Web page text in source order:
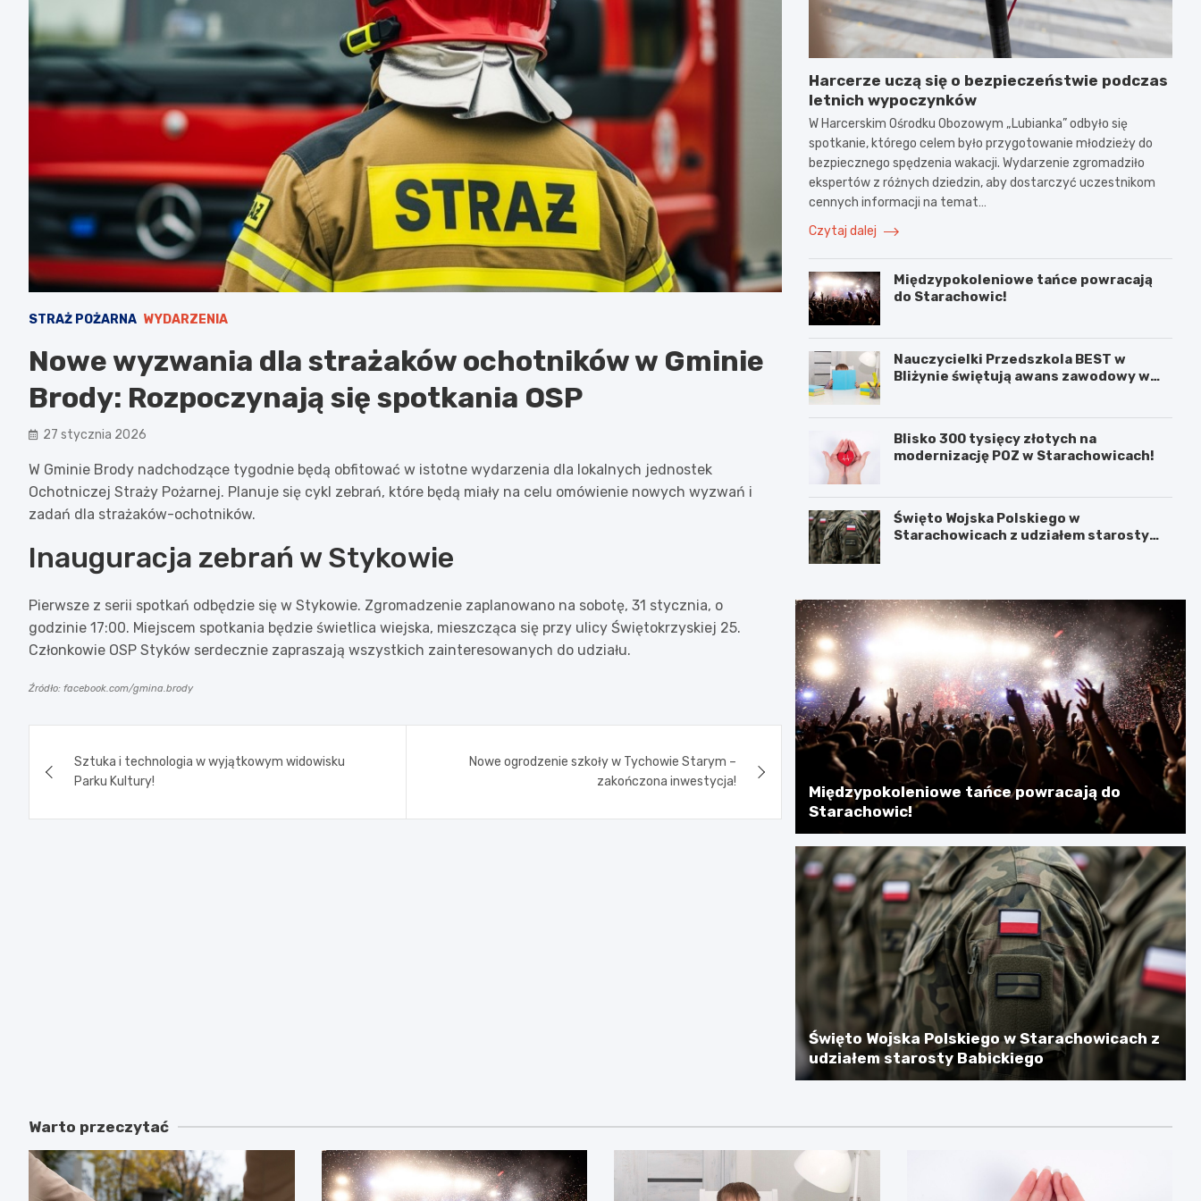
STRAŻ POŻARNA WYDARZENIA
Nowe wyzwania dla strażaków ochotników w Gminie
Brody: Rozpoczynają się spotkania OSP
27 stycznia 2026
W Gminie Brody nadchodzące tygodnie będą obfitować w istotne wydarzenia dla lokalnych jednostek
Ochotniczej Straży Pożarnej. Planuje się cykl zebrań, które będą miały na celu omówienie nowych wyzwań i
zadań dla strażaków-ochotników.
Inauguracja zebrań w Stykowie
Pierwsze z serii spotkań odbędzie się w Stykowie. Zgromadzenie zaplanowano na sobotę, 31 stycznia, o
godzinie 17:00. Miejscem spotkania będzie świetlica wiejska, mieszcząca się przy ulicy Świętokrzyskiej 25.
Członkowie OSP Styków serdecznie zapraszają wszystkich zainteresowanych do udziału.
Źródło: facebook.com/gmina.brody
wpisuSztuka i technologia w wyjątkowym widowisku
Parku Kultury!
Nowe ogrodzenie szkoły w Tychowie Starym –
zakończona inwestycja!
Harcerze uczą się o bezpieczeństwie podczas
letnich wypoczynków
W Harcerskim Ośrodku Obozowym „Lubianka” odbyło się
spotkanie, którego celem było przygotowanie młodzieży do
bezpiecznego spędzenia wakacji. Wydarzenie zgromadziło
ekspertów z różnych dziedzin, aby dostarczyć uczestnikom
cennych informacji na temat…
Czytaj dalej
Międzypokoleniowe tańce powracają
do Starachowic!
Nauczycielki Przedszkola BEST w
Bliżynie świętują awans zawodowy w
Blisko 300 tysięcy złotych na
modernizację POZ w Starachowicach!
Święto Wojska Polskiego w
Starachowicach z udziałem starosty
Międzypokoleniowe tańce powracają do
Starachowic!
Święto Wojska Polskiego w Starachowicach z
udziałem starosty Babickiego
Warto przeczytać